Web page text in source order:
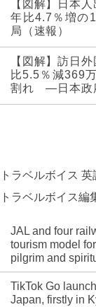
【図解】日本
年比4.7％増
局（速報）
【図解】訪日
比5.5％減369
割れ ―日本政
トラベルボイス 英
トラベルボイス編
JAL and four
tourism model
pilgrim and
TikTok Go
Japan, firstly in